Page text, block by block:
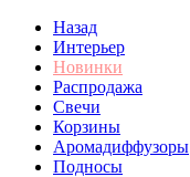
Назад
Интерьер
Новинки
Распродажа
Свечи
Корзины
Аромадиффузоры
Подносы